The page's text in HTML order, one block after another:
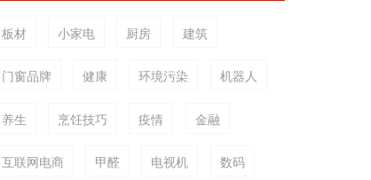
板材 小家电 厨房 建筑
门窗品牌 健康 环境污染 机器人
养生 烹饪技巧 疫情 金融
互联网电商 甲醛 电视机 数码